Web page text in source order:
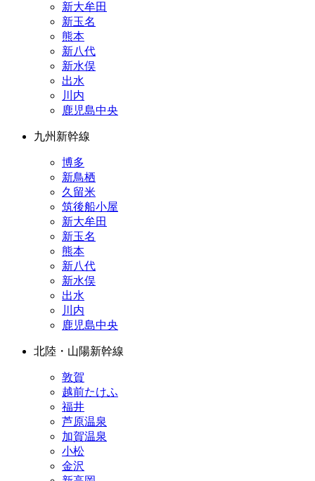
新大牟田
新玉名
熊本
新八代
新水俣
出水
川内
鹿児島中央
九州新幹線
博多
新鳥栖
久留米
筑後船小屋
新大牟田
新玉名
熊本
新八代
新水俣
出水
川内
鹿児島中央
北陸・山陽新幹線
敦賀
越前たけふ
福井
芦原温泉
加賀温泉
小松
金沢